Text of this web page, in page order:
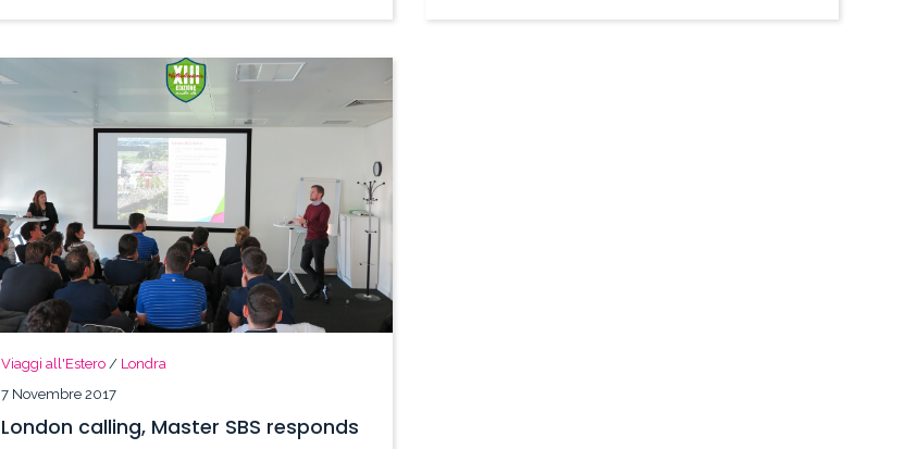
Viaggi all'Estero / Londra
7 Novembre 2017
London calling, Master SBS responds